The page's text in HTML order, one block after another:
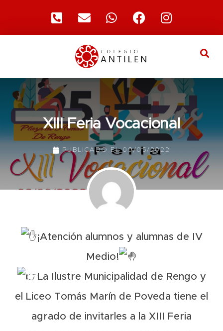
XIII Feria Vocacional
PUBLICADO EL09/05/2022
¡Atención alumnos y alumnas de IV
Medio!
La Ilustre Municipalidad de Rengo y
el Liceo Tomás Marín de Poveda tiene el
agrado de invitarles a la XIII Feria